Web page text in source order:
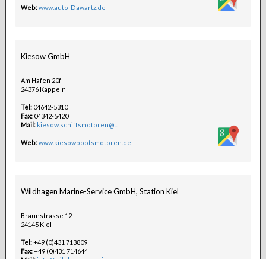
Web:www.auto-Dawartz.de
Kiesow GmbH
Am Hafen 20f
24376 Kappeln
Tel:04642-5310
Fax:04342-5420
Mail: kiesow.schiffsmotoren@...
Web:www.kiesowbootsmotoren.de
Wildhagen Marine-Service GmbH, Station Kiel
Braunstrasse 12
24145 Kiel
Tel:+49 (0)431 713809
Fax:+49 (0)431 714644